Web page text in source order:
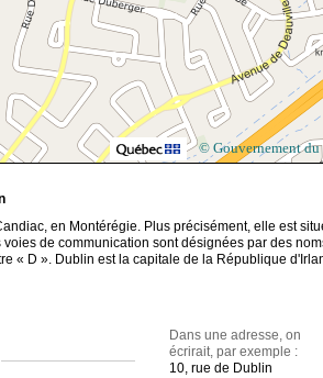
© Gouvernement du
en Montérégie. Plus précisément, elle est
de communication sont désignées par des
« D ». Dublin est la capitale de la République
Dans une adresse, on
écrirait, par exemple :
10, rue de Dublin